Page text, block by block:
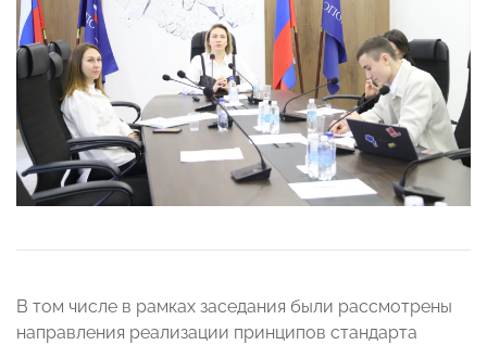
В том числе в рамках заседания были рассмотрены
направления реализации принципов стандарта